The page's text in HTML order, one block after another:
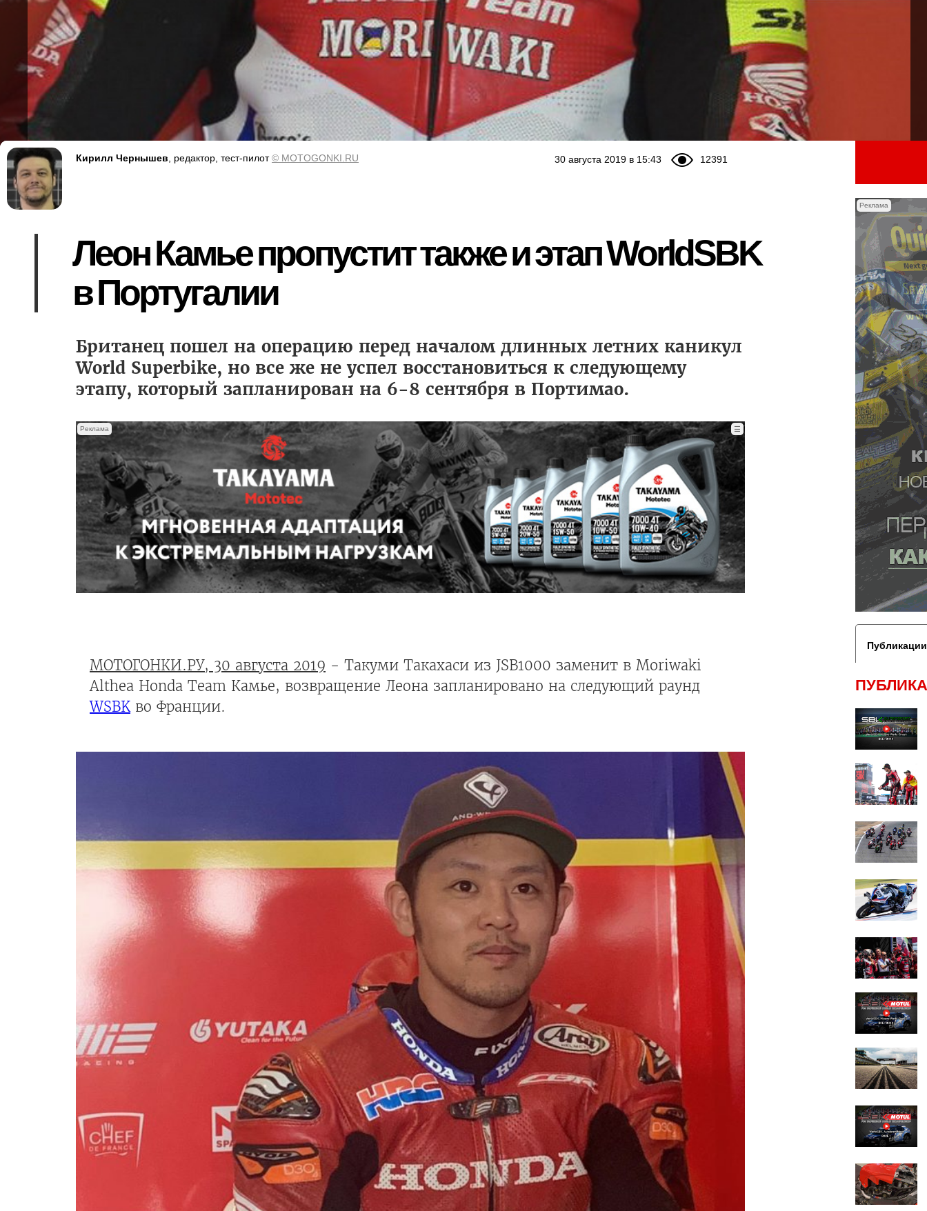
Реклама
12391
30 августа 2019 в 15:43
Кирилл Чернышев , редактор, тест-пилот© MOTOGONKI.RU
Леон Камье пропустит также и этап WorldSBK
в Португалии
Британец пошел на операцию перед началом длинных летних каникул
World Superbike, но все же не успел восстановиться к следующему
этапу, который запланирован на 6-8 сентября в Портимао.
Реклама ☰
МОТОГОНКИ.РУ, 30 августа 2019 - Такуми Такахаси из JSB1000 заменит в Moriwaki
Althea Honda Team Камье, возвращение Леона запланировано на следующий раунд
WSBKво Франции.